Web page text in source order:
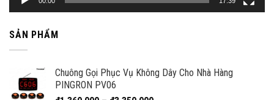
SẢN PHẨM
Chuông Gọi Phục Vụ Không Dây Cho Nhà Hàng
PINGRON PV06